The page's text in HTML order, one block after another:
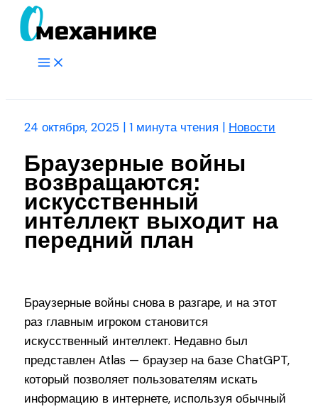
Перейти
Main
24 октября, 2025 |1 минута чтения | Новости
Браузерные войны
возвращаются:
искусственный
интеллект выходит на
передний план
Браузерные войны снова в разгаре, и на этот
раз главным игроком становится
искусственный интеллект. Недавно был
представлен Atlas — браузер на базе ChatGPT,
который позволяет пользователям искать
информацию в интернете, используя обычный